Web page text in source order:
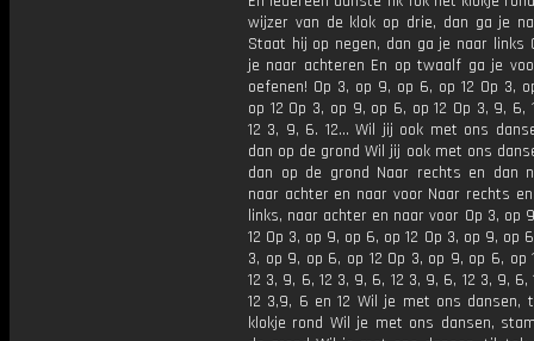
wijzer van de klok op drie, dan ga je
Staat hij op negen, dan ga je naar links
je naar achteren En op twaalf ga je
oefenen! Op 3, op 9, op 6, op 12 Op 3,
op 12 Op 3, op 9, op 6, op 12 Op 3, 9, 6,
12 3, 9, 6. 12… Wil jij ook met ons
dan op de grond Wil jij ook met ons
dan op de grond Naar rechts en dan
naar achter en naar voor Naar rechts
links, naar achter en naar voor Op 3, op
12 Op 3, op 9, op 6, op 12 Op 3, op 9, op
3, op 9, op 6, op 12 Op 3, op 9, op 6, op
12 3, 9, 6, 12 3, 9, 6, 12 3, 9, 6, 12 3, 9, 6,
12 3,9, 6 en 12 Wil je met ons dansen,
klokje rond Wil je met ons dansen,